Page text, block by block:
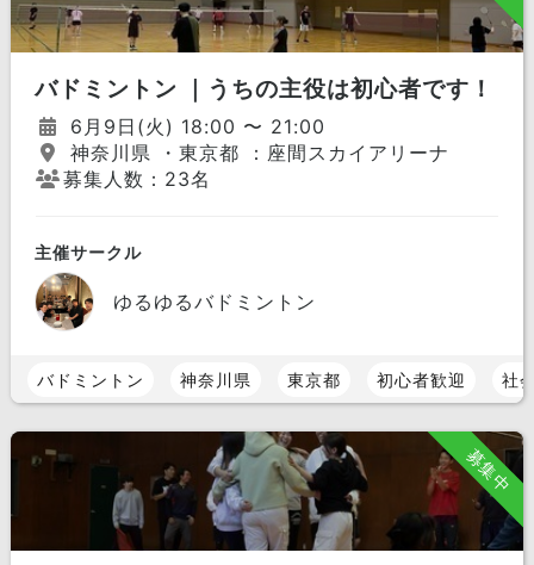
バドミントン ｜うちの主役は初心者です！
6月9日(火) 18:00 〜 21:00
神奈川県 ・東京都 ：座間スカイアリーナ
募集人数：23名
主催サークル
ゆるゆるバドミントン
バドミントン 神奈川県 東京都 初心者歓迎 社
募集中